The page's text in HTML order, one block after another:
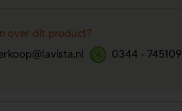
over dit product?
0344 - 745109